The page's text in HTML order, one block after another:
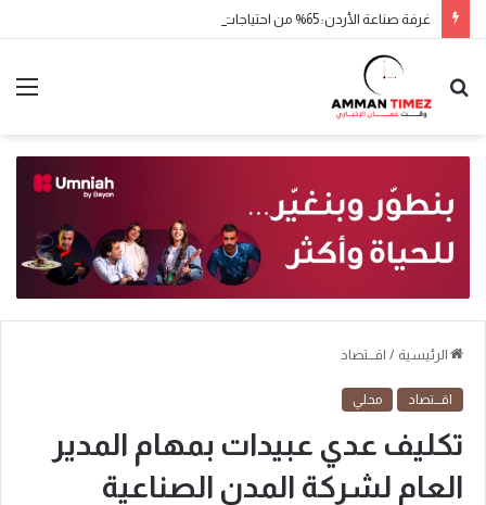
الرئيسية / اقـــتصاد
اقـــتصاد محلي
تكليف عدي عبيدات بمهام المدير
العام لشركة المدن الصناعية